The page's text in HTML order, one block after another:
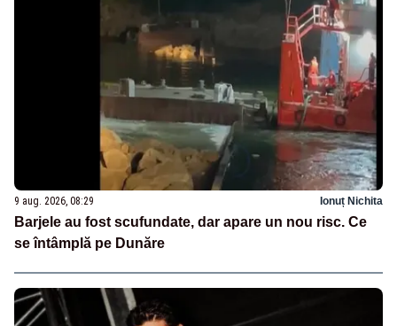
9 aug. 2026, 08:29 Ionuț Nichita
Barjele au fost scufundate, dar apare un nou risc. Ce
se întâmplă pe Dunăre